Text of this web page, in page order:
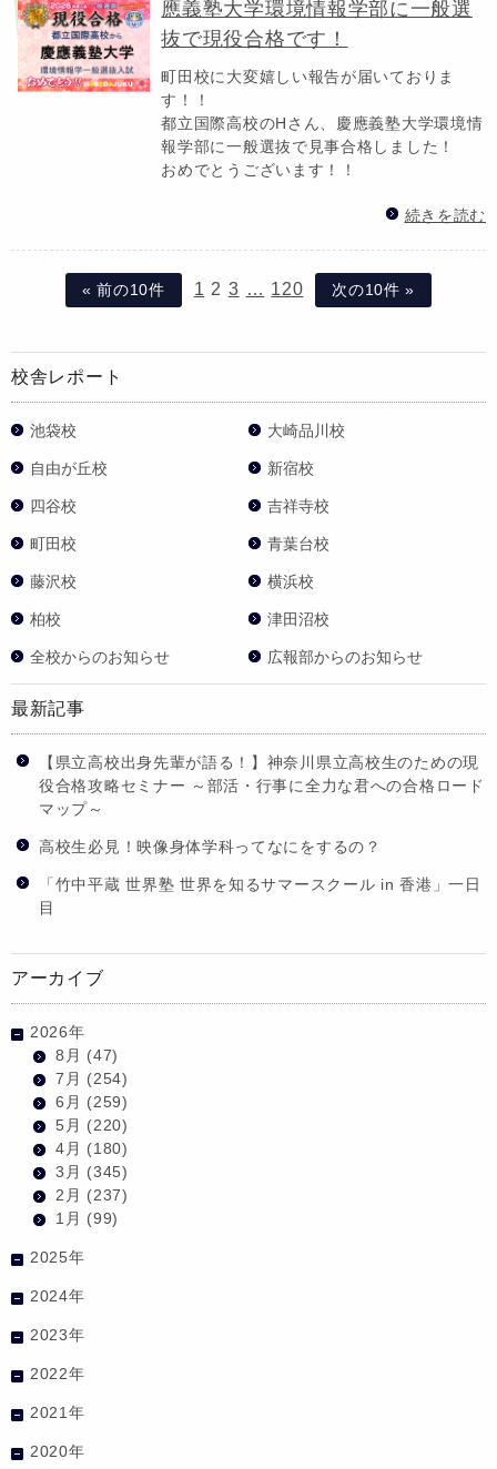
應義塾大学環境情報学部に一般選
抜で現役合格です！
町田校に大変嬉しい報告が届いておりま
す！！
都立国際高校のHさん、慶應義塾大学環境情
報学部に一般選抜で見事合格しました！
おめでとうございます！！
続きを読む
« 前の10件 1 2 3 … 120 次の10件 »
校舎レポート
池袋校 大崎品川校
自由が丘校 新宿校
四谷校 吉祥寺校
町田校 青葉台校
藤沢校 横浜校
柏校 津田沼校
全校からのお知らせ 広報部からのお知らせ
最新記事
【県立高校出身先輩が語る！】神奈川県立高校生のための現
役合格攻略セミナー ～部活・行事に全力な君への合格ロード
マップ～
高校生必見！映像身体学科ってなにをするの？
「竹中平蔵 世界塾 世界を知るサマースクール in 香港」一日
目
アーカイブ
2026年
8月 (47)
7月 (254)
6月 (259)
5月 (220)
4月 (180)
3月 (345)
2月 (237)
1月 (99)
2025年
2024年
2023年
2022年
2021年
2020年